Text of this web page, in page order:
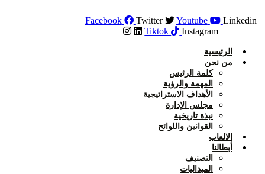
to
Facebook Twitter Youtube
Linkedin
Tiktok
Instagram
الرئيسية
من نحن
كلمة الرئيس
المهمة والرؤية
الأهداف الاستراتيجية
مجلس الإدارة
نبذة تاريخية
القوانين واللوائح
الالعاب
أبطالنا
التصنيف
الميداليات